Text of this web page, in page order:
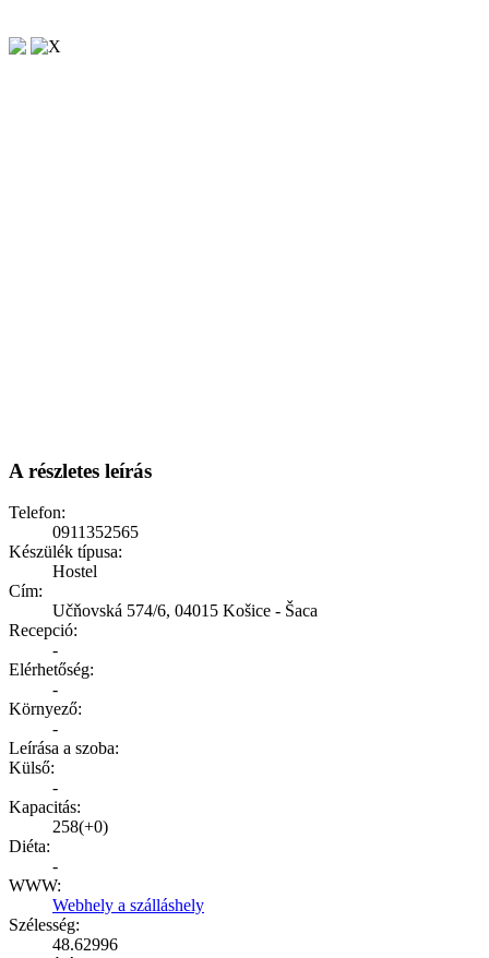
X
A részletes leírás
Telefon:
0911352565
Készülék típusa:
Hostel
Cím:
Učňovská 574/6, 04015 Košice - Šaca
Recepció:
-
Elérhetőség:
-
Környező:
-
Leírása a szoba:
Külső:
-
Kapacitás:
258(+0)
Diéta:
-
WWW:
Webhely a szálláshely
Szélesség:
48.62996